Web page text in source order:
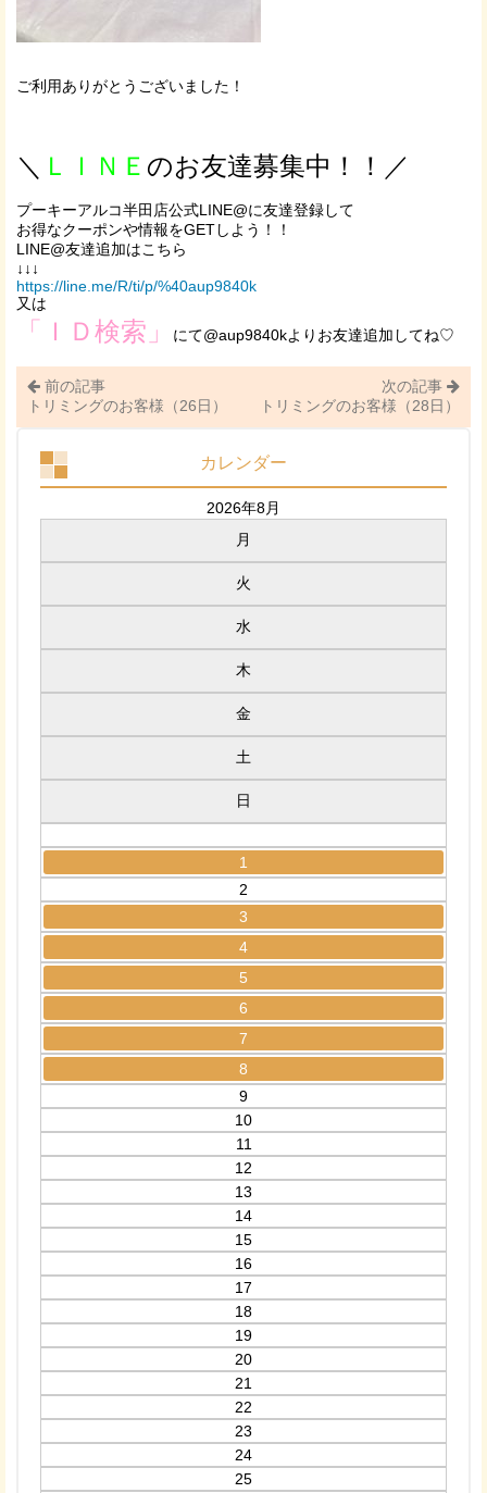
ご利用ありがとうございました！
＼ ＬＩＮＥ のお友達募集中！！／
プーキーアルコ半田店公式LINE@に友達登録して
お得なクーポンや情報をGETしよう！！
LINE@友達追加はこちら
↓↓↓
https://line.me/R/ti/p/%40aup9840k
又は
「ＩＤ検索」 にて@aup9840kよりお友達追加してね♡
前の記事
トリミングのお客様（26日）
次の記事
トリミングのお客様（28日）
カレンダー
2026年8月
月
火
水
木
金
土
日
1
2
3
4
5
6
7
8
9
10
11
12
13
14
15
16
17
18
19
20
21
22
23
24
25